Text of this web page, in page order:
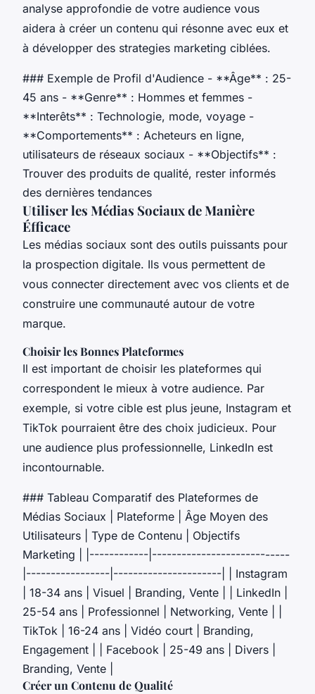
analyse approfondie de votre audience vous
aidera à créer un contenu qui résonne avec eux et
à développer des strategies marketing ciblées.
### Exemple de Profil d'Audience - **Âge** : 25-
45 ans - **Genre** : Hommes et femmes -
**Interêts** : Technologie, mode, voyage -
**Comportements** : Acheteurs en ligne,
utilisateurs de réseaux sociaux - **Objectifs** :
Trouver des produits de qualité, rester informés
des dernières tendances
Utiliser les Médias Sociaux de Manière
Éfficace
Les médias sociaux sont des outils puissants pour
la prospection digitale. Ils vous permettent de
vous connecter directement avec vos clients et de
construire une communauté autour de votre
marque.
Choisir les Bonnes Plateformes
Il est important de choisir les plateformes qui
correspondent le mieux à votre audience. Par
exemple, si votre cible est plus jeune, Instagram et
TikTok pourraient être des choix judicieux. Pour
une audience plus professionnelle, LinkedIn est
incontournable.
### Tableau Comparatif des Plateformes de
Médias Sociaux | Plateforme | Âge Moyen des
Utilisateurs | Type de Contenu | Objectifs
Marketing | |------------|----------------------------
|-----------------|----------------------| | Instagram
| 18-34 ans | Visuel | Branding, Vente | | LinkedIn |
25-54 ans | Professionnel | Networking, Vente | |
TikTok | 16-24 ans | Vidéo court | Branding,
Engagement | | Facebook | 25-49 ans | Divers |
Branding, Vente |
Créer un Contenu de Qualité